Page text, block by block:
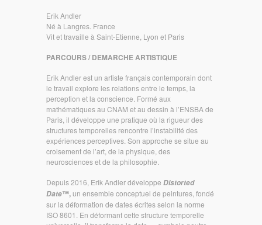
Erik Andler
Né à Langres. France
Vit et travaille à Saint-Etienne, Lyon et Paris
PARCOURS / DEMARCHE ARTISTIQUE
Erik Andler est un artiste français contemporain dont
le travail explore les relations entre le temps, la
perception et la conscience. Formé aux
mathématiques au CNAM et au dessin à l’ENSBA de
Paris, il développe une pratique où la rigueur des
structures temporelles rencontre l’instabilité des
expériences perceptives. Son approche se situe au
croisement de l’art, de la physique, des
neurosciences et de la philosophie.
Depuis 2016, Erik Andler développe Distorted
Date™, un ensemble conceptuel de peintures, fondé
sur la déformation de dates écrites selon la norme
ISO 8601. En déformant cette structure temporelle